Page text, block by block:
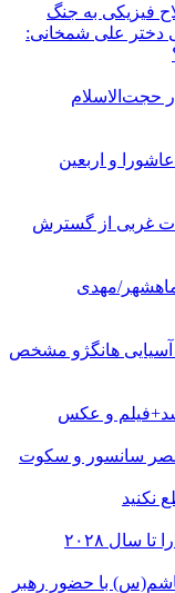
جنگ
شمخانی:
گسترش
مشخص
عکس
و سکوت
حضور رهبر